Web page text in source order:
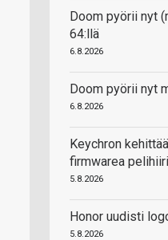
Doom pyörii nyt
64:llä
6.8.2026
Doom pyörii nyt
6.8.2026
Keychron
firmwarea
5.8.2026
Honor uudisti
5.8.2026